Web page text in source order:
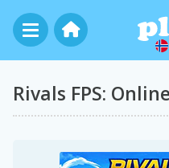
Rivals FPS: